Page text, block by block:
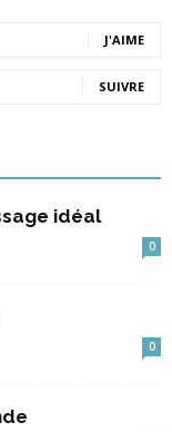
J'AIME
SUIVRE
idéal
0
0